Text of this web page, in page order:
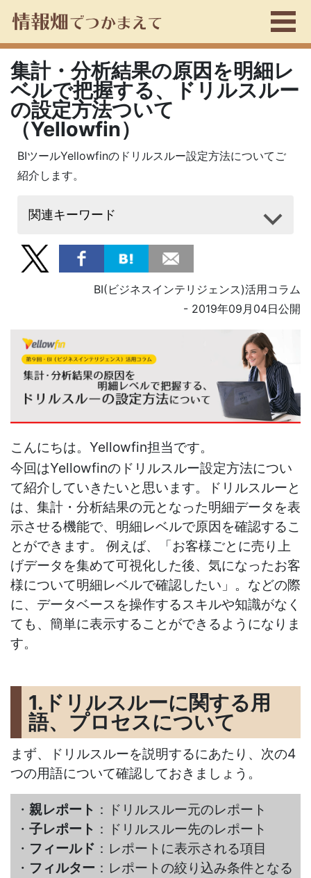
集計・分析結果の原因を明細レ
ベルで把握する、ドリルスルー
の設定方法ついて
（Yellowfin）
BIツールYellowfinのドリルスルー設定方法についてご
紹介します。
関連キーワード
BI(ビジネスインテリジェンス)活用コラム
- 2019年09月04日公開
こんにちは。Yellowfin担当です。
今回はYellowfinのドリルスルー設定方法につい
て紹介していきたいと思います。ドリルスルーと
は、集計・分析結果の元となった明細データを表
示させる機能で、明細レベルで原因を確認するこ
とができます。 例えば、「お客様ごとに売り上
げデータを集めて可視化した後、気になったお客
様について明細レベルで確認したい」。などの際
に、データベースを操作するスキルや知識がなく
ても、簡単に表示することができるようになりま
す。
1.ドリルスルーに関する用
語、プロセスについて
まず、ドリルスルーを説明するにあたり、次の4
つの用語について確認しておきましょう。
・ 親レポート ：ドリルスルー元のレポート
・ 子レポート ：ドリルスルー先のレポート
・ フィールド ：レポートに表示される項目
・ フィルター ：レポートの絞り込み条件となる